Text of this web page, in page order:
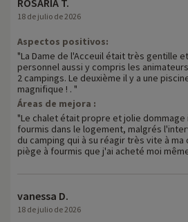
18 de julio de 2026
Aspectos positivos:
"La Dame de l'Acceuil était très gentille
personnel aussi y compris les
2 campings. Le deuxième il y a une
magnifique ! . "
Áreas de mejora :
"Le chalet était propre et jolie
fourmis dans le logement, malgrés
du camping qui à su réagir très vite à
piège à fourmis que j'ai acheté moi
vanessa D.
18 de julio de 2026